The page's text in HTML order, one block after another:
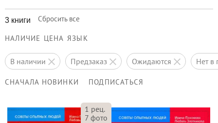
3 книги Сбросить все
НАЛИЧИЕ ЦЕНА ЯЗЫК
в наличии предзаказ ожидаются нет
СНАЧАЛА НОВИНКИ ПОДПИСАТЬСЯ
1 рец.
7 фото